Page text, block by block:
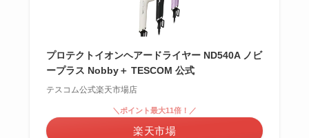
プロテクトイオンヘアードライヤー ND540A ノビ
ープラス Nobby＋ TESCOM 公式
テスコム公式楽天市場店
＼ポイント最大11倍！／
楽天市場